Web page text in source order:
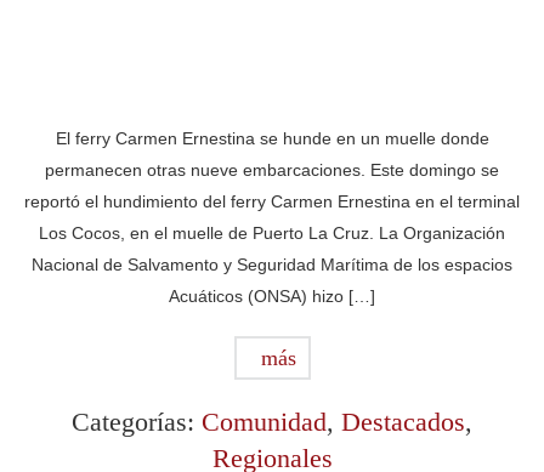
El ferry Carmen Ernestina se hunde en un muelle donde
permanecen otras nueve embarcaciones. Este domingo se
reportó el hundimiento del ferry Carmen Ernestina en el terminal
Los Cocos, en el muelle de Puerto La Cruz. La Organización
Nacional de Salvamento y Seguridad Marítima de los espacios
Acuáticos (ONSA) hizo […]
más
Categorías: Comunidad, Destacados,
Regionales